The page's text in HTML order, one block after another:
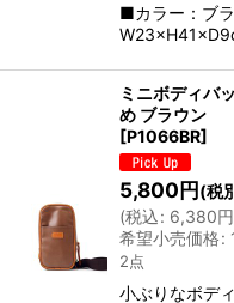
■カラー：ブ
ミニボディバ
め ブラウン
[P1066BR]
5,800円(税
(税込: 6,380円
希望小売価格:
2点
小ぶりなボデ